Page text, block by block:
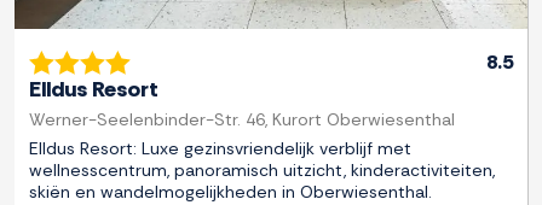
8.5
Elldus Resort
Werner-Seelenbinder-Str. 46, Kurort Oberwiesenthal
Elldus Resort: Luxe gezinsvriendelijk verblijf met
wellnesscentrum, panoramisch uitzicht, kinderactiviteiten,
skiën en wandelmogelijkheden in Oberwiesenthal.